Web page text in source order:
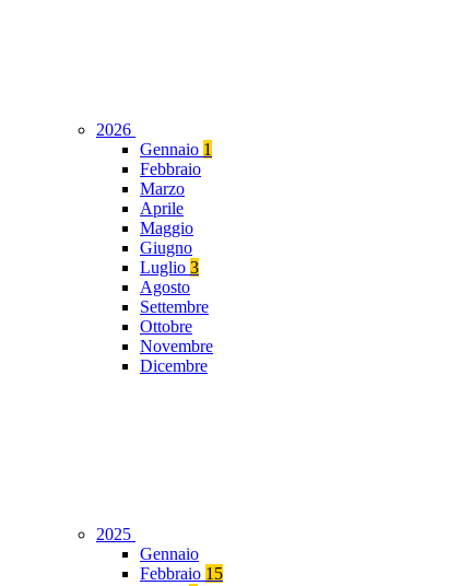
2026
Gennaio 1
Febbraio
Marzo
Aprile
Maggio
Giugno
Luglio 3
Agosto
Settembre
Ottobre
Novembre
Dicembre
2025
Gennaio
Febbraio 15